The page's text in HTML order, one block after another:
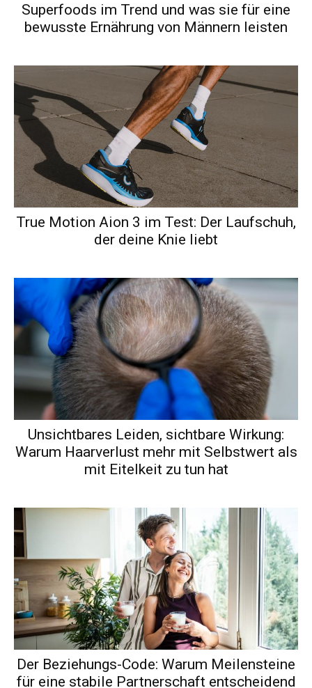
Superfoods im Trend und was sie für eine
bewusste Ernährung von Männern leisten
True Motion Aion 3 im Test: Der Laufschuh,
der deine Knie liebt
Unsichtbares Leiden, sichtbare Wirkung:
Warum Haarverlust mehr mit Selbstwert als
mit Eitelkeit zu tun hat
Der Beziehungs-Code: Warum Meilensteine
für eine stabile Partnerschaft entscheidend